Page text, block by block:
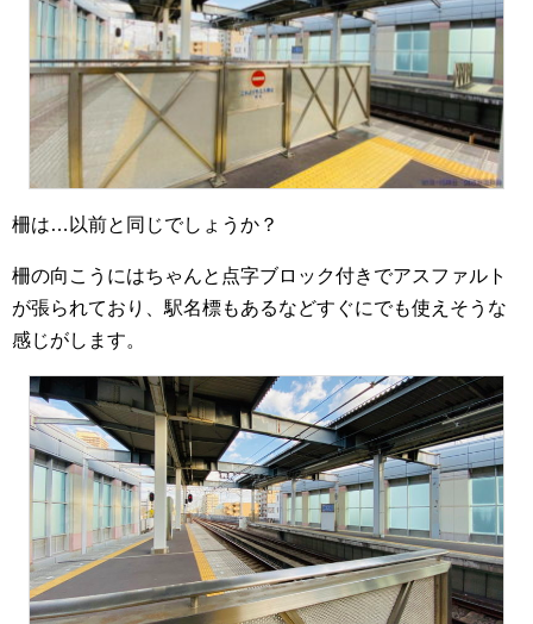
柵は…以前と同じでしょうか？
柵の向こうにはちゃんと点字ブロック付きでアスファルト
が張られており、駅名標もあるなどすぐにでも使えそうな
感じがします。